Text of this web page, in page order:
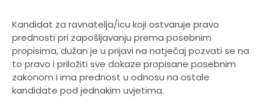
Kandidat za ravnatelja/icu koji ostvaruje pravo
prednosti pri zapošljavanju prema posebnim
propisima, dužan je u prijavi na natječaj pozvati se na
to pravo i priložiti sve dokaze propisane posebnim
zakonom i ima prednost u odnosu na ostale
kandidate pod jednakim uvjetima.